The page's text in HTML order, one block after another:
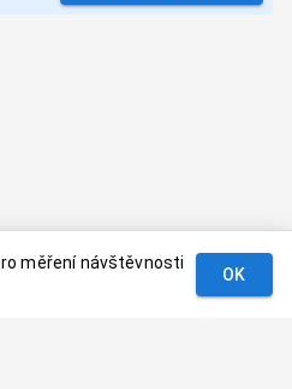
měření návštěvnosti
OK